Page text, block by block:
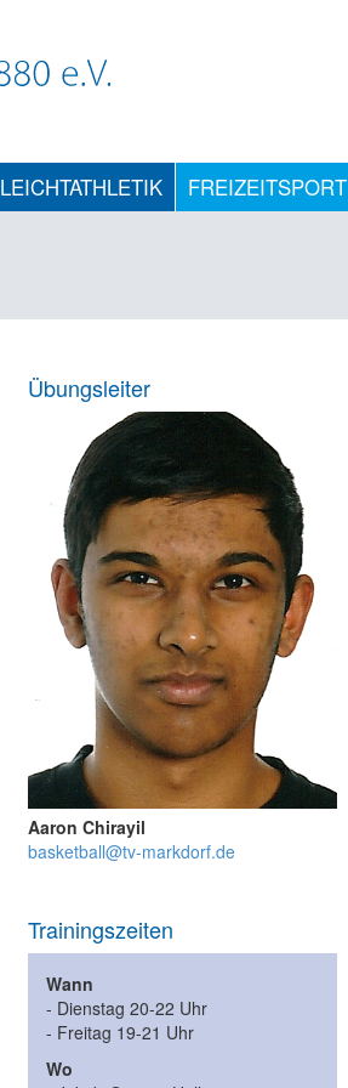
LEICHTATHLETIK FREIZEITSPORT
Übungsleiter
Aaron Chirayil
basketball@tv-markdorf.de
Trainingszeiten
Wann
- Dienstag 20-22 Uhr
- Freitag 19-21 Uhr
Wo